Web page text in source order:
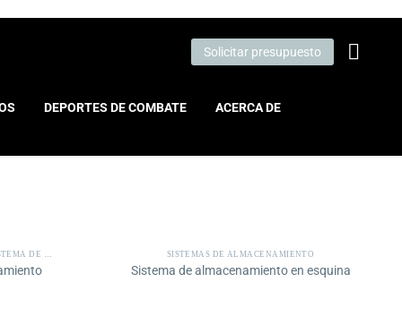
Solicitar presupuesto
DEPORTES DE COMBATE
ACERCA DE
RIEL PARA SACOS DE BOXEO SISTEMAS DE ALMACENAMIENTO
Sistema de almacenamiento en esquina